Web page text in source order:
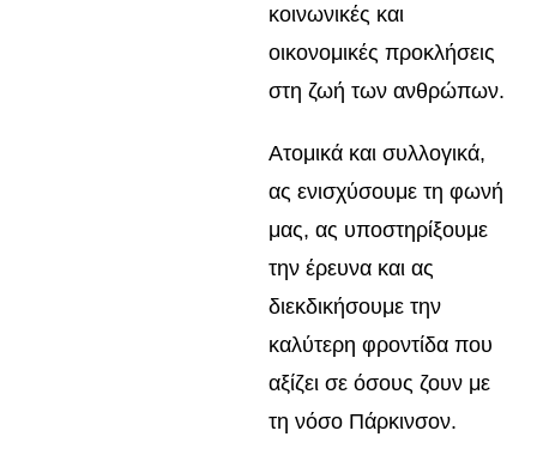
κοινωνικές και
οικονομικές προκλήσεις
στη ζωή των ανθρώπων.
Ατομικά και συλλογικά,
ας ενισχύσουμε τη φωνή
μας, ας υποστηρίξουμε
την έρευνα και ας
διεκδικήσουμε την
καλύτερη φροντίδα που
αξίζει σε όσους ζουν με
τη νόσο Πάρκινσον.